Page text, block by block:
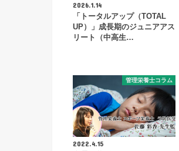
2026.1.14
「トータルアップ（TOTAL
UP）」成長期のジュニアアス
リート（中高生…
管理栄養士コラム
2022.4.15